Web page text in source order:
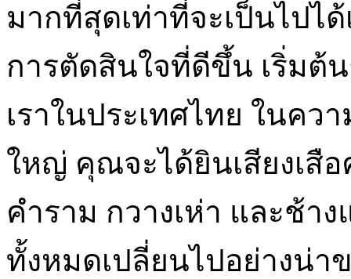
มากที่สุดเท่าที่จะเป็นไปไ
การตัดสินใจที่ดีขึ้น เริ่มต้
เราในประเทศไทย ในค
ใหญ่ คุณจะได้ยินเสียงเสื
คำราม กวางเห่า และช้า
ทั้งหมดเปลี่ยนไปอย่างน่า